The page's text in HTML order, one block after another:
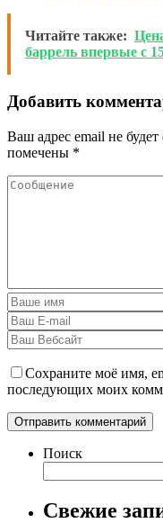
Читайте также:
баррель впервые с
Добавить
Ваш адрес email не
помечены *
Сохраните моё имя,
последующих моих
Поиск
Свежие